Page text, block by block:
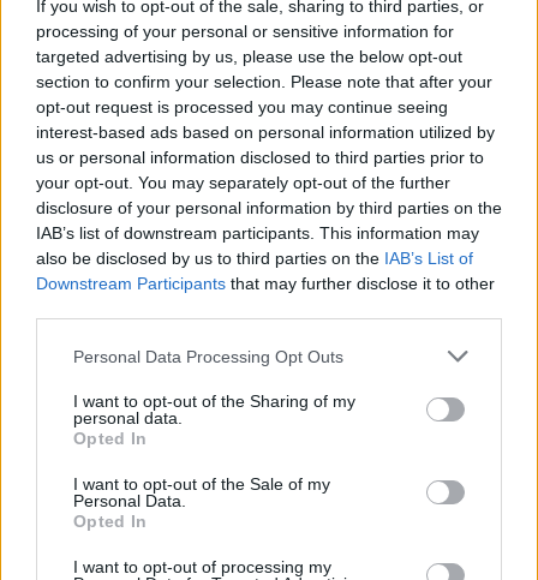
If you wish to opt-out of the sale, sharing to third parties, or
processing of your personal or sensitive information for
targeted advertising by us, please use the below opt-out
section to confirm your selection. Please note that after your
opt-out request is processed you may continue seeing
interest-based ads based on personal information utilized by
us or personal information disclosed to third parties prior to
your opt-out. You may separately opt-out of the further
disclosure of your personal information by third parties on the
IAB’s list of downstream participants. This information may
also be disclosed by us to third parties on the IAB’s List of
Downstream Participants that may further disclose it to other
Personal Data Processing Opt Outs
I want to opt-out of the Sharing of my
personal data.
Opted In
I want to opt-out of the Sale of my
Personal Data.
Opted In
I want to opt-out of processing my